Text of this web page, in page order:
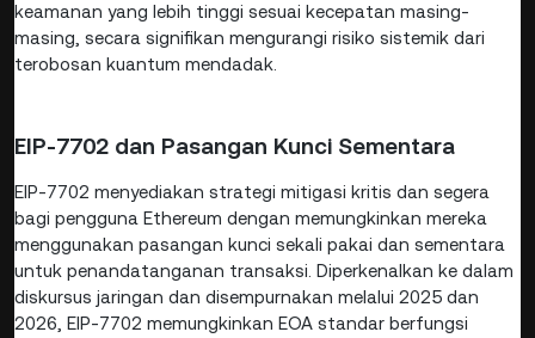
keamanan yang lebih tinggi sesuai kecepatan masing-
masing, secara signifikan mengurangi risiko sistemik dari
terobosan kuantum mendadak.
EIP-7702 dan Pasangan Kunci Sementara
EIP-7702 menyediakan strategi mitigasi kritis dan segera
bagi pengguna Ethereum dengan memungkinkan mereka
menggunakan pasangan kunci sekali pakai dan sementara
untuk penandatanganan transaksi. Diperkenalkan ke dalam
diskursus jaringan dan disempurnakan melalui 2025 dan
2026, EIP-7702 memungkinkan EOA standar berfungsi